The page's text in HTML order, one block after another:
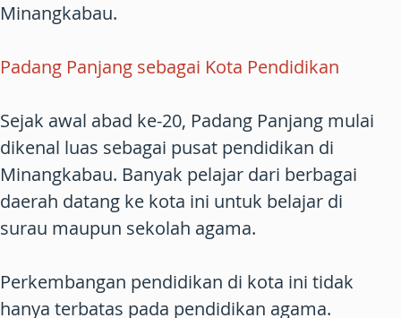
Minangkabau.
Padang Panjang sebagai Kota Pendidikan
Sejak awal abad ke-20, Padang Panjang mulai
dikenal luas sebagai pusat pendidikan di
Minangkabau. Banyak pelajar dari berbagai
daerah datang ke kota ini untuk belajar di
surau maupun sekolah agama.
Perkembangan pendidikan di kota ini tidak
hanya terbatas pada pendidikan agama.